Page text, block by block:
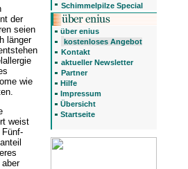
der
seien
länger
wie
weist
Schimmelpilze Special
über enius
kostenloses Angebot
Kontakt
aktueller Newsletter
Partner
Hilfe
Impressum
Übersicht
Startseite